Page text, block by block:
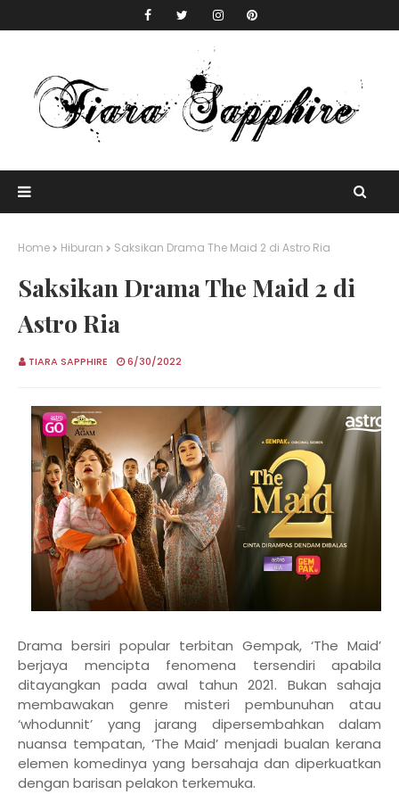
Home Hiburan Saksikan Drama The Maid 2 di Astro Ria
Saksikan Drama The Maid 2 di
Astro Ria
TIARA SAPPHIRE 6/30/2022
Drama bersiri popular terbitan Gempak, ‘The Maid’
berjaya mencipta fenomena tersendiri apabila
ditayangkan pada awal tahun 2021. Bukan sahaja
membawakan genre misteri pembunuhan atau
‘whodunnit’ yang jarang dipersembahkan dalam
nuansa tempatan, ‘The Maid’ menjadi bualan kerana
elemen komedinya yang bersahaja dan diperkuatkan
dengan barisan pelakon terkemuka.